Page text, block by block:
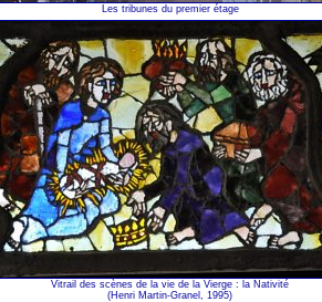
Les tribunes du premier étage
Vitrail des scènes de la vie de la Vierge : la Nativité
(Henri Martin-Granel, 1995)